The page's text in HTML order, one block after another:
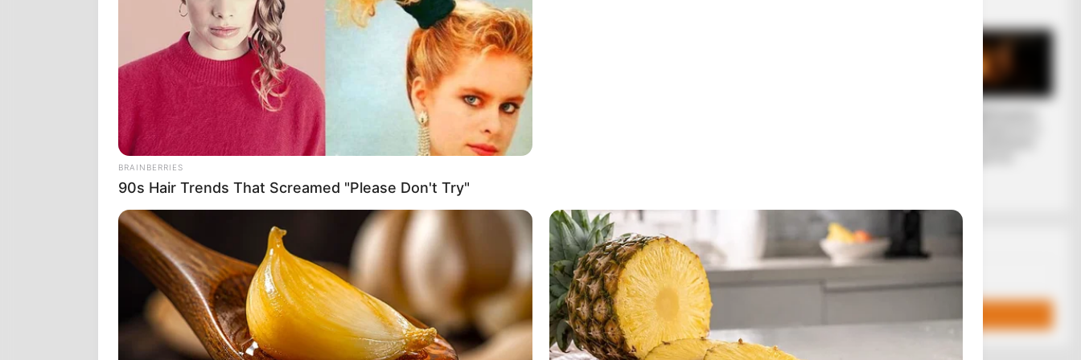
ανάγκης, προχωρημένη διαγνωστική και λοιπά), μια παράλληλη βιβλιογραφία έχει
τεκμηριώσει μια πιο σκοτεινή πραγματικότητα: η ίδια η ιατρική περίθαλψη είναι μια κύρια
αιτία θανάτου στις Ηνωμένες Πολιτείες.
Τα στοιχεία δεν είναι καινούργια. Εκτείνονται από ένα άρθρο του 1974 στοJournal of the
American Medical Association, που προειδοποιεί για δεκάδες χιλιάδες ετήσιους θανάτους
Email address:
BRAINBERRIES
90s Hair Trends That Screamed "Please Don't Try"